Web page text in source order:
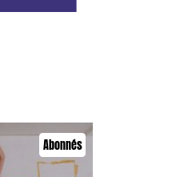
Abonnés